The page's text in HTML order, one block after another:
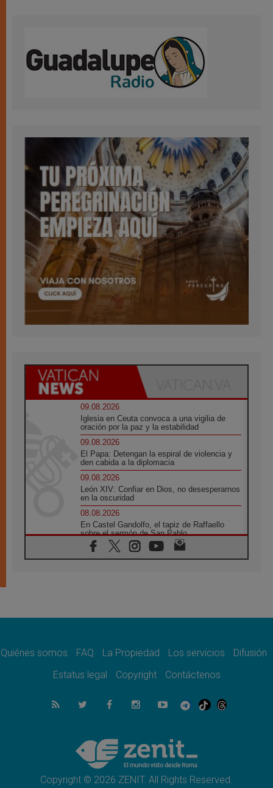
09.08.2026
Iglesia en Ceuta convoca a una vigilia de
oración por la paz y la estabilidad
09.08.2026
El Papa: Detengan la espiral de violencia y
den cabida a la diplomacia
09.08.2026
León XIV: Confiar en Dios, no desesperarnos
en la oscuridad
08.08.2026
En Castel Gandolfo, el tapiz de Raffaello
sobre el sermón de San Pablo
08.08.2026
En Colombia, «la paz no se compra con una
08.08.2026
08.08.2026
del Buen Consejo de Genazzano
Filipinas: el Vicariato Apostólico de Calapán
se convierte en diócesis
Honduras: Los desplazados invisibles de una
crisis olvidada
Quiénes somos FAQ La Propiedad Los servicios
Difusión
Estatus legal
Copyright Contáctenos
Copyright © 2026 ZENIT. All Rights Reserved.